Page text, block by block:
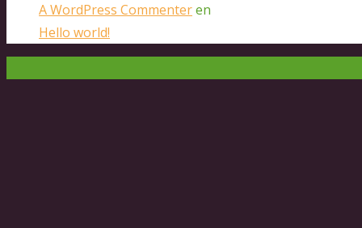
A WordPress Commenteren
Hello world!